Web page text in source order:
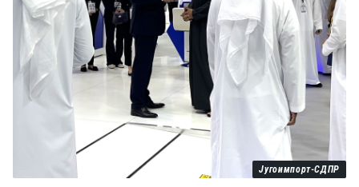
Југоимпорт-СДПР